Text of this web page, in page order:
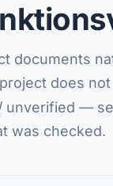
documents
does
unverified —
was checked.